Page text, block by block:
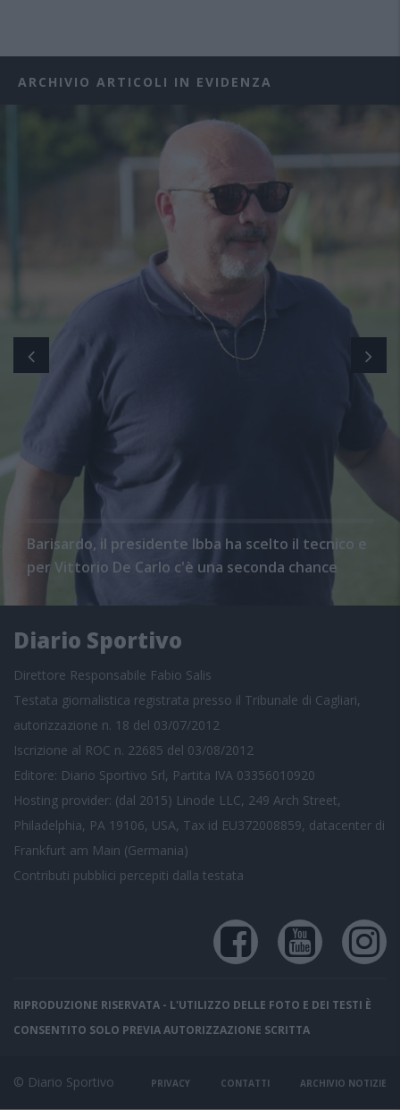
ARCHIVIO ARTICOLI IN EVIDENZA
Barisardo, il presidente Ibba ha scelto il tecnico e
per Vittorio De Carlo c'è una seconda chance
Diario Sportivo
Direttore Responsabile Fabio Salis
Testata giornalistica registrata presso il Tribunale di Cagliari,
autorizzazione n. 18 del 03/07/2012
Iscrizione al ROC n. 22685 del 03/08/2012
Editore: Diario Sportivo Srl, Partita IVA 03356010920
Hosting provider: (dal 2015) Linode LLC, 249 Arch Street,
Philadelphia, PA 19106, USA, Tax id EU372008859, datacenter di
Frankfurt am Main (Germania)
Contributi pubblici percepiti dalla testata
RIPRODUZIONE RISERVATA - L'UTILIZZO DELLE FOTO E DEI TESTI È
CONSENTITO SOLO PREVIA AUTORIZZAZIONE SCRITTA
© Diario Sportivo PRIVACY CONTATTI ARCHIVIO NOTIZIE